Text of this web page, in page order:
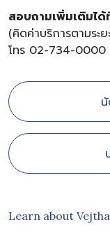
สอบถามเพิ่มเติมไ
(คิดค่าบริการตามระย
โทร 02-734-
Learn about